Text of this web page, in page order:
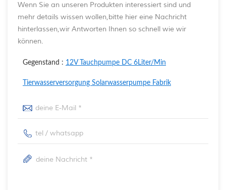
Wenn Sie an unseren Produkten interessiert sind und
mehr details wissen wollen,bitte hier eine Nachricht
hinterlassen,wir Antworten Ihnen so schnell wie wir
können.
Gegenstand : 12V Tauchpumpe DC 6Liter/Min
Tierwasserversorgung Solarwasserpumpe Fabrik